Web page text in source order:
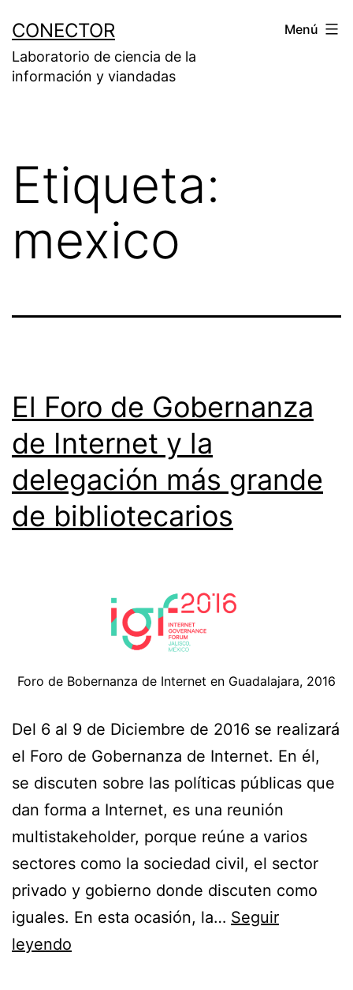
contenido
CONECTOR
Laboratorio de ciencia de la
información y viandadas
Menú
Etiqueta:
mexico
El Foro de Gobernanza
de Internet y la
delegación más grande
de bibliotecarios
Foro de Bobernanza de Internet en Guadalajara, 2016
Del 6 al 9 de Diciembre de 2016 se realizará
el Foro de Gobernanza de Internet. En él,
se discuten sobre las políticas públicas que
dan forma a Internet, es una reunión
multistakeholder, porque reúne a varios
sectores como la sociedad civil, el sector
privado y gobierno donde discuten como
iguales. En esta ocasión, la… Seguir
leyendo